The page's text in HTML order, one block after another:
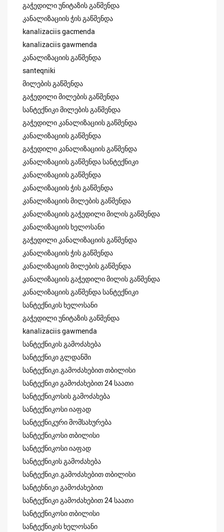
გაჭედილი უნიტაზის გაწმენდა
კანალიზაციის ჭის გაწმენდა
kanalizaciis gacmenda
kanalizaciis gawmenda
კანალიზაციის გაწმენდა
santeqniki
მილების გაწმენდა
გაჭედილი მილების გაწმენდა
სანტექნიკი მილების გაწმენდა
გაჭედილი კანალიზაციის გაწმენდა
კანალიზაციის გაწმენდა
გაჭედილი კანალიზაციის გაწმენდა
კანალიზაციის გაწმენდა სანტექნიკი
კანალიზაციის გაწმენდა
კანალიზაციის ჭის გაწმენდა
კანალიზაციის მილების გაწმენდა
კანალიზაციის გაჭედილი მილის გაწმენდა
კანალიზაციის ხელოსანი
გაჭედილი კანალიზაციის გაწმენდა
კანალიზაციის ჭის გაწმენდა
კანალიზაციის მილების გაწმენდა
კანალიზაციის გაჭედილი მილის გაწმენდა
კანალიზაციის გაწმენდა სანტექნიკი
სანტექნიკის ხელოსანი
გაჭედილი უნიტაზის გაწმენდა
kanalizaciis gawmenda
სანტექნიკის გამოძახება
სანტექნიკი გლდანში
სანტექნიკი.გამოძახებით თბილისი
სანტექნიკი გამოძახებით 24 საათი
სანტექნიკოსის გამოძახება
სანტექნიკოსი იაფად
სანტექნიკური მომსახურება
სანტექნიკოსი თბილისი
სანტექნიკოსი იაფად
სანტექნიკის გამოძახება
სანტექნიკი.გამოძახებით თბილისი
სანტეხნიკი გამოძახებით
სანტექნიკი გამოძახებით 24 საათი
სანტექნიკოსი თბილისი
სანტექნიკის ხელოსანი